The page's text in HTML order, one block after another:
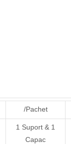
/Pachet
1 Suport & 1
Capac